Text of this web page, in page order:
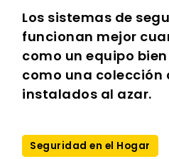
Los sistemas de
funcionan mejor
como un equipo
como una colección
instalados al azar.
Seguridad en el Hogar